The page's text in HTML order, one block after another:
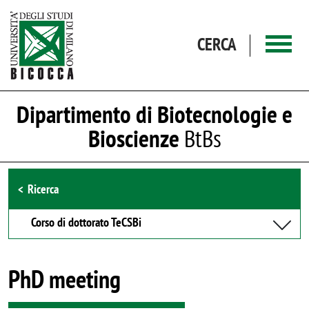
CERCA
Dipartimento di Biotecnologie e
Bioscienze BtBs
Browse the section
Ricerca
Corso di dottorato TeCSBi
PhD meeting